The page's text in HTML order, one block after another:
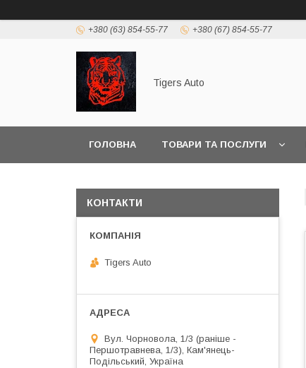
+380 (63) 854-55-77 +380 (67) 854-55-77
Tigers Auto
ГОЛОВНА ТОВАРИ ТА ПОСЛУГИ
КОНТАКТИ
Tigers Auto
Вул. Чорновола, 1/3 (раніше -
Першотравнева, 1/3), Кам'янець-
Подільський, Україна